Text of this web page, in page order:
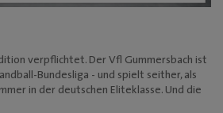
verpflichtet. Der Vfl Gummersbach ist
Bundesliga - und spielt seither, als
in der deutschen Eliteklasse. Und die